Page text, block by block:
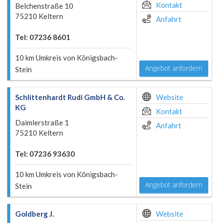
Belchenstraße 10
75210 Keltern
Tel: 07236 8601
10 km Umkreis von Königsbach-
Stein
Kontakt
Anfahrt
Angebot anfordern
Schlittenhardt Rudi GmbH & Co.
KG
Daimlerstraße 1
75210 Keltern
Tel: 07236 93630
10 km Umkreis von Königsbach-
Stein
Website
Kontakt
Anfahrt
Angebot anfordern
Goldberg J.
Website